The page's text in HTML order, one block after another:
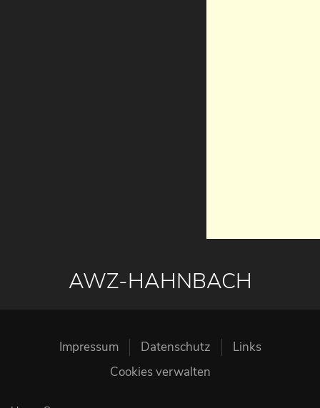
AWZ-HAHNBACH
Impressum Datenschutz
Links
Cookies verwalten